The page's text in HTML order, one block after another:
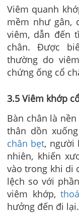
Viêm quanh
mềm như gân,
viêm, dẫn đến
chân. Được
thường do
chứng ống cổ
3.5 Viêm khớp
Bàn chân là
thân dồn
chân bẹt, người
nhiên, khiến
vào trong khi di
lệch so với
viêm khớp,
hưởng đến đi lại.